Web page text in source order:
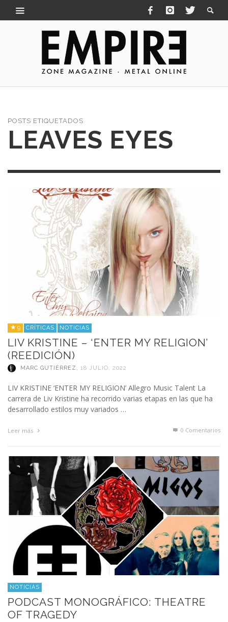
POSTS ETIQUETADOS
LEAVES EYES
9 CRÍTICAS NOTICIAS
LIV KRISTINE – ‘ENTER MY RELIGION’
(REEDICIÓN)
MARC GUTIÉRREZ , 18 JULIO, 2022
LIV KRISTINE ‘ENTER MY RELIGION’ Allegro Music Talent La
carrera de Liv Kristine ha recorrido varias etapas en las que ha
desarrollado estilos muy variados …
Leer más 0 Comentarios
NOTICIAS
PODCAST MONOGRÁFICO: THEATRE
OF TRAGEDY